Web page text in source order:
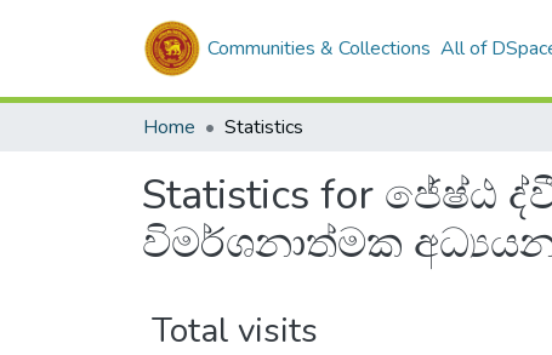
Communities & Collections All of
Home Statistics
Statistics for
විමර්ශනාත්මක
Total visits